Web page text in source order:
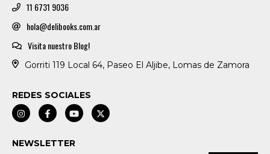
11 6731 9036
hola@delibooks.com.ar
Visita nuestro Blog!
Gorriti 119 Local 64, Paseo El Aljibe, Lomas de Zamora
REDES SOCIALES
NEWSLETTER